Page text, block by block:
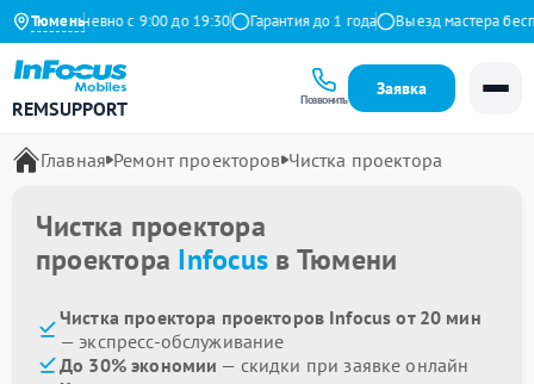
Тюмень
Ежедневно с 9:00 до 19:30 Гарантия до 1 года Выезд мастера
REMSUPPORT Позвонить
Заявка
Главная Ремонт проекторов Чистка проектора
Чистка проектора
проектора Infocus в Тюмени
Чистка проектора проекторов Infocus от 20 мин
— экспресс-обслуживание
До 30% экономии — скидки при заявке онлайн